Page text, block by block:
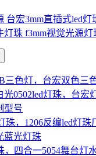
台宏3mm直插式led灯
灯珠 f3mm视觉光源灯
三色灯，台宏双色三
光0502led灯珠，台宏
型号
珠，1206反编led灯
蓝光灯珠
，四合一5054舞台灯